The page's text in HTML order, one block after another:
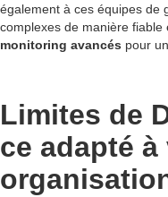
également à ces équipes de
complexes de manière
monitoring avancés pour
Limites de
ce adapté à